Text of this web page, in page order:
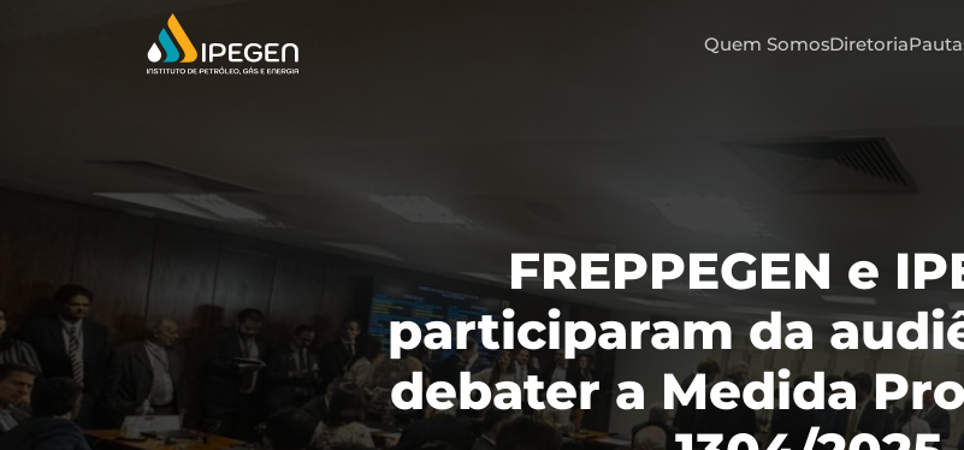
FREPPEGEN e
participaram da
debater a Medida
Quem SomosDiretoria